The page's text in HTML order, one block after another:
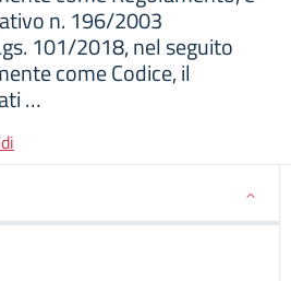
n. 196/2003
101/2018, nel seguito
come Codice, il
…